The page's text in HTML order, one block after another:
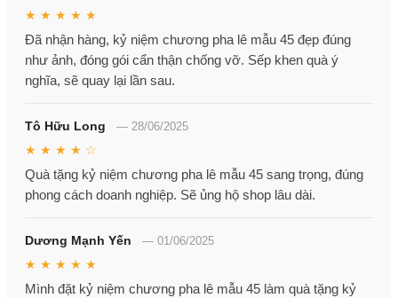
★ ★ ★ ★ ★
Đã nhận hàng, kỷ niệm chương pha lê mẫu 45 đẹp đúng
như ảnh, đóng gói cẩn thận chống vỡ. Sếp khen quà ý
nghĩa, sẽ quay lại lần sau.
Tô Hữu Long — 28/06/2025
★ ★ ★ ★ ☆
Quà tặng kỷ niệm chương pha lê mẫu 45 sang trọng, đúng
phong cách doanh nghiệp. Sẽ ủng hộ shop lâu dài.
Dương Mạnh Yến — 01/06/2025
★ ★ ★ ★ ★
Mình đặt kỷ niệm chương pha lê mẫu 45 làm quà tặng kỷ